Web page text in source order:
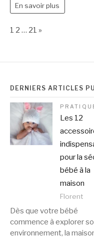
En savoir plus
Page:
1 2 … 21 Next
»
DERNIERS ARTICLES
Les 12
pour la
bébé à la
maison
Florent
Dès que votre bébé
commence à explorer
environnement, la